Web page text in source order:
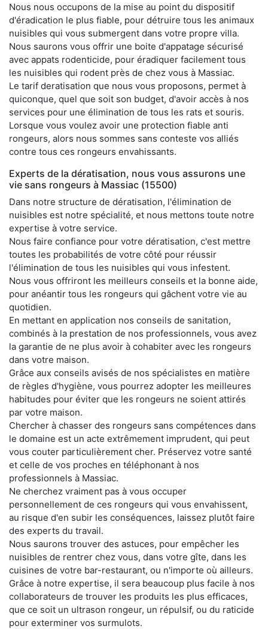
Nous nous occupons de la mise au point du dispositif
d'éradication le plus fiable, pour détruire tous les animaux
nuisibles qui vous submergent dans votre propre villa.
Nous saurons vous offrir une boite d'appatage sécurisé
avec appats rodenticide, pour éradiquer facilement tous
les nuisibles qui rodent près de chez vous à Massiac.
Le tarif deratisation que nous vous proposons, permet à
quiconque, quel que soit son budget, d'avoir accès à nos
services pour une élimination de tous les rats et souris.
Lorsque vous voulez avoir une protection fiable anti
rongeurs, alors nous sommes sans conteste vos alliés
contre tous ces rongeurs envahissants.
Experts de la dératisation, nous vous assurons une
vie sans rongeurs à Massiac (15500)
Dans notre structure de dératisation, l'élimination de
nuisibles est notre spécialité, et nous mettons toute notre
expertise à votre service.
Nous faire confiance pour votre dératisation, c'est mettre
toutes les probabilités de votre côté pour réussir
l'élimination de tous les nuisibles qui vous infestent.
Nous vous offriront les meilleurs conseils et la bonne aide,
pour anéantir tous les rongeurs qui gâchent votre vie au
quotidien.
En mettant en application nos conseils de sanitation,
combinés à la prestation de nos professionnels, vous avez
la garantie de ne plus avoir à cohabiter avec les rongeurs
dans votre maison.
Grâce aux conseils avisés de nos spécialistes en matière
de règles d'hygiène, vous pourrez adopter les meilleures
habitudes pour éviter que les rongeurs ne soient attirés
par votre maison.
Chercher à chasser des rongeurs sans compétences dans
le domaine est un acte extrêmement imprudent, qui peut
vous couter particulièrement cher. Préservez votre santé
et celle de vos proches en téléphonant à nos
professionnels à Massiac.
Ne cherchez vraiment pas à vous occuper
personnellement de ces rongeurs qui vous envahissent,
au risque d'en subir les conséquences, laissez plutôt faire
des experts du travail.
Nous saurons trouver des astuces, pour empêcher les
nuisibles de rentrer chez vous, dans votre gîte, dans les
cuisines de votre bar-restaurant, ou n'importe où ailleurs.
Grâce à notre expertise, il sera beaucoup plus facile à nos
collaborateurs de trouver les produits les plus efficaces,
que ce soit un ultrason rongeur, un répulsif, ou du raticide
pour exterminer vos surmulots.